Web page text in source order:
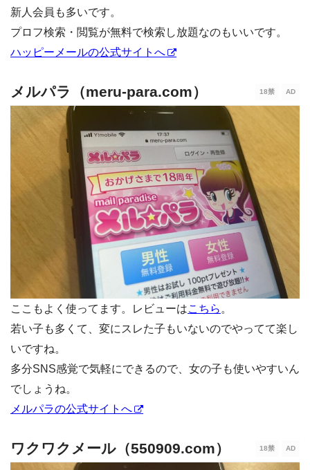
新人会員も多いです。
プロフ検索・閲覧が無料で検索し放題なのもいいです。
ハッピーメールの公式サイトへ
メルパラ（meru-para.com）
ここもよく使ってます。レビューはこちら 。
若い子も多くて、変にスレた子もいないのでやってて楽し
いですね。
多分SNS感覚で気軽にできるので、女の子も使いやすいん
でしょうね。
メルパラの公式サイトへ
ワクワクメール（550909.com）